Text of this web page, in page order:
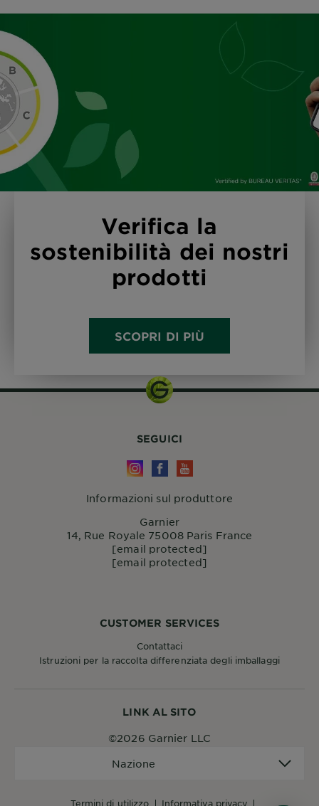
Verifica la
sostenibilità dei nostri
prodotti
SCOPRI DI PIÙ
LINK AL SITO
termini di utilizzo informativa privacy
Nazione
©2026 Garnier LLC
CUSTOMER SERVICES
Contattaci
Istruzioni per la raccolta differenziata degli imballaggi
SEGUICI
Informazioni sul produttore
Garnier
14, Rue Royale 75008 Paris France
[email protected]
[email protected]